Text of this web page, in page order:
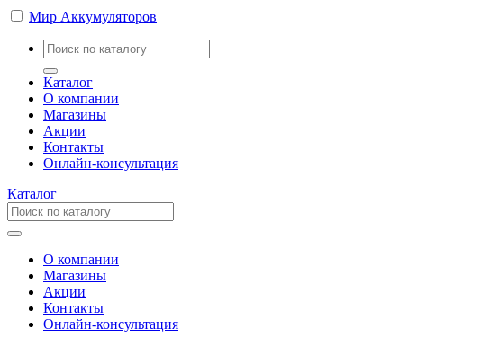
Мир Аккумуляторов
Каталог
О компании
Магазины
Акции
Контакты
Онлайн-консультация
Каталог
О компании
Магазины
Акции
Контакты
Онлайн-консультация